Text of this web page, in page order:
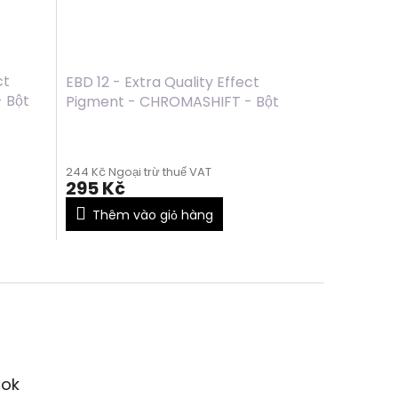
Bột
EBD 12 - Extra Quality Effect
Pigment - CHROMASHIFT - Bột
244 Kč Ngoại trừ thuế VAT
295 Kč
Thêm vào giỏ hàng